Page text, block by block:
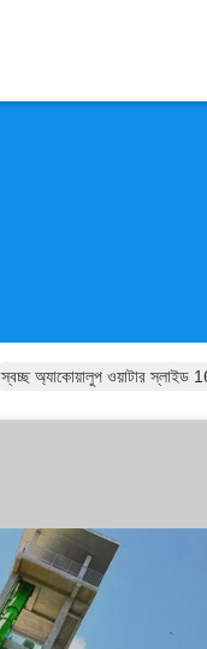
স্বচ্ছ অ্যাকোয়ালুপ ওয়াটার স্লাইড